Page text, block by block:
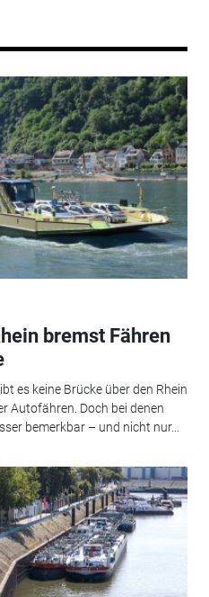
bremst Fähren
es keine Brücke über den Rhein
Autofähren. Doch bei denen
bemerkbar – und nicht nur...